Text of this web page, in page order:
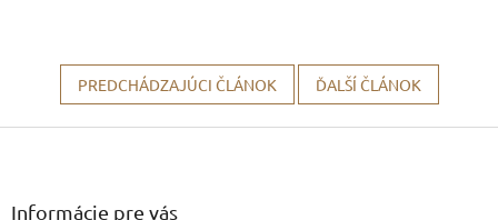
PREDCHÁDZAJÚCI ČLÁNOK ĎALŠÍ ČLÁNOK
Z
Informácie pre vás